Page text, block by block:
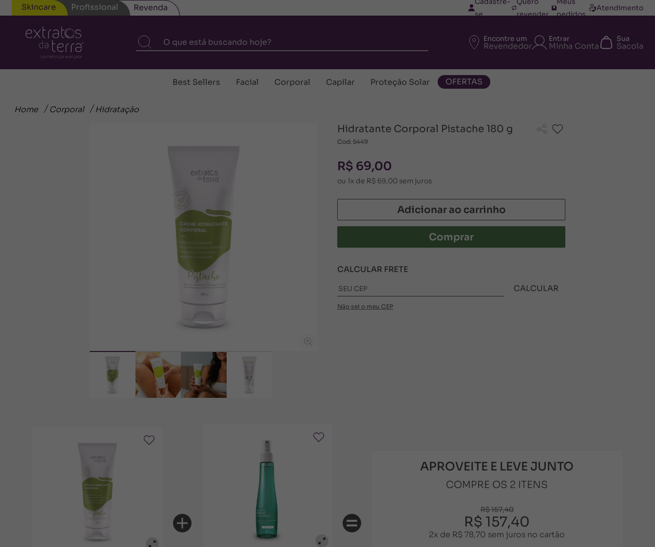
Skincare Profissional Revenda
se
revender
pedidos
Atendimento
Encontre um
Revendedor
Entrar
Minha Conta
Sua
Sacola
Best Sellers Facial Corporal Capilar Proteção Solar OFERTAS
Home Corporal Hidratação
Hidratante Corporal Pistache 180 g
Cod: 5449
R$ 69,00
ou 1x de R$ 69,00 sem juros
Adicionar ao carrinho
Comprar
CALCULAR FRETE
CALCULAR
Não sei o meu CEP
APROVEITE E LEVE JUNTO
COMPRE OS 2 ITENS
R$ 157,40
R$ 157,40
2x de R$ 78,70 sem juros no cartão